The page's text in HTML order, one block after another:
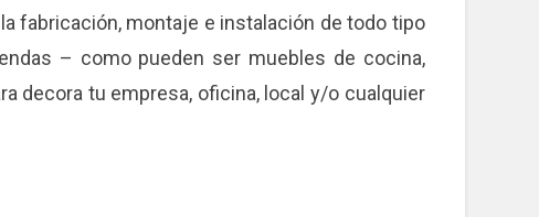
fabricación, montaje e instalación de todo tipo
– como pueden ser muebles de cocina,
decora tu empresa, oficina, local y/o cualquier